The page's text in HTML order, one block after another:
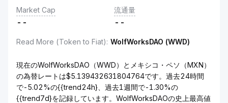
Market Cap
--
流通量
--
Read More (Token to Fiat): WolfWorksDAO (WWD)
現在のWolfWorksDAO（WWD）とメキシコ・ペソ（MXN）
の為替レートは$5.139432631804764です。過去24時間
で-5.02%の{{trend24h}、過去1週間で-1.30%の
{{trend7d}を記録しています。WolfWorksDAOの史上最高値